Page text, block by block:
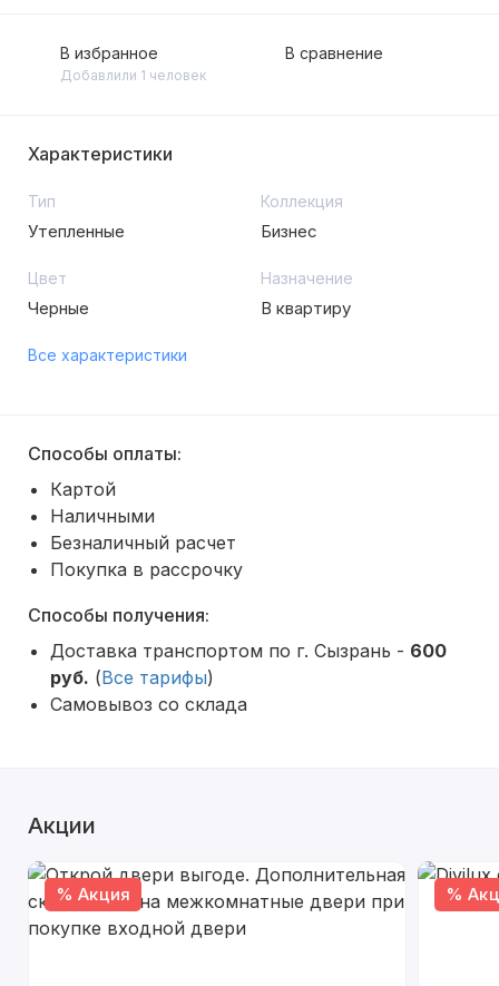
В избранное
Добавлили 1 человек
В сравнение
Характеристики
Тип
Утепленные
Коллекция
Бизнес
Цвет
Черные
Назначение
В квартиру
Все характеристики
Способы оплаты:
Картой
Наличными
Безналичный расчет
Покупка в рассрочку
Способы получения:
Доставка транспортом по г. Сызрань - 600
руб. (Все тарифы)
Самовывоз со склада
Акции
% Акция %